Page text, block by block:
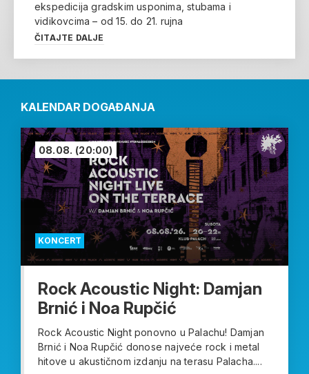
ekspedicija gradskim usponima, stubama i
vidikovcima – od 15. do 21. rujna
ČITAJTE DALJE
KALENDAR DOGAĐANJA
KONCERT
08.08. (20:00)
Rock Acoustic Night: Damjan
Brnić i Noa Rupčić
Rock Acoustic Night ponovno u Palachu! Damjan
Brnić i Noa Rupčić donose najveće rock i metal
hitove u akustičnom izdanju na terasu Palacha....